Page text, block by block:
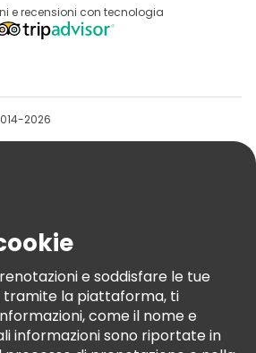
e recensioni con tecnologia
2026
e soddisfare le tue
tramite la piattaforma, ti
come il nome e
informazioni sono riportate in